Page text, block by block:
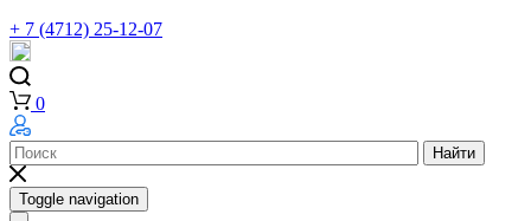
+ 7 (4712) 25-12-07
0
Найти
Toggle navigation